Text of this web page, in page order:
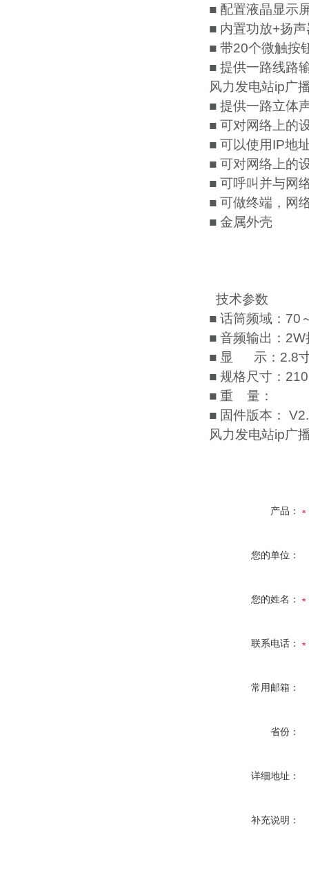
■ 配置液晶显示
■ 内置功放+扬声
■ 带20个微触按
■ 提供一路线路
风力发电站ip广
■ 提供一路立体
■ 可对网络上的
■ 可以使用IP地
■ 可对网络上的
■ 可呼叫并与网
■ 可做终端，网
■ 金属外壳
技术参数
■ 话筒频域：70
■ 音频输出：
■ 显 示：2.8
■ 规格尺寸：
■ 重 量：
■ 固件版本：
风力发电站ip广
产品：
您的单位：
您的姓名：
联系电话：
常用邮箱：
省份：
详细地址：
补充说明：